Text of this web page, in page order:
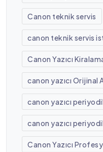
Canon teknik servis
canon teknik servis
Canon Yazıcı
canon yazıcı Orijinal
canon yazıcı
canon yazıcı
Canon Yazıcı